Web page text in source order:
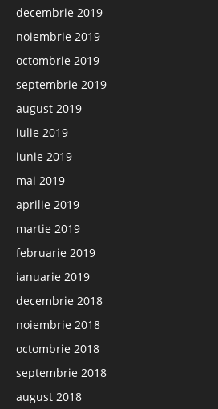
decembrie 2019
noiembrie 2019
octombrie 2019
septembrie 2019
august 2019
iulie 2019
iunie 2019
mai 2019
aprilie 2019
martie 2019
februarie 2019
ianuarie 2019
decembrie 2018
noiembrie 2018
octombrie 2018
septembrie 2018
august 2018